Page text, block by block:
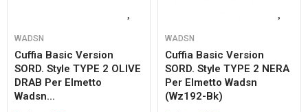
WADSN
Cuffia Basic Version
SORD. Style TYPE 2 OLIVE
DRAB Per Elmetto
Wadsn...
WADSN
Cuffia Basic Version
SORD. Style TYPE 2 NERA
Per Elmetto Wadsn
(wz192-Bk)